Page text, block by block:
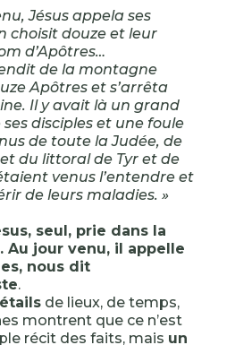
Jésus appela ses
choisit douze et leur
d’Apôtres…
de la montagne
Apôtres et s’arrêta
Il y avait là un grand
disciples et une foule
de toute la Judée, de
du littoral de Tyr et de
venus l’entendre et
de leurs maladies. »
seul, prie dans la
Au jour venu, il appelle
nous dit
.
de lieux, de temps,
montrent que ce n’est
récit des faits, mais un